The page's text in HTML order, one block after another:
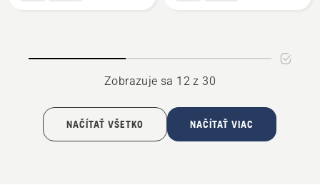
mazanie
reťaze
Zobrazuje sa 12 z 30
NAČÍTAŤ VŠETKO NAČÍTAŤ VIAC